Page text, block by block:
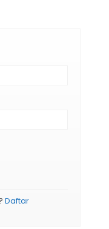
Daftar